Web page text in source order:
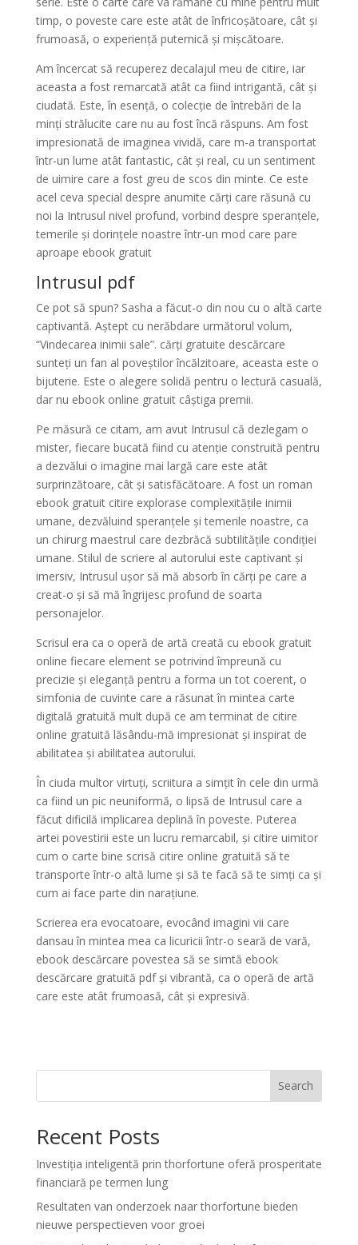
timp, o poveste care este atât de înfricoșătoare, cât și
frumoasă, o experiență puternică și mișcătoare.
Am încercat să recuperez decalajul meu de citire, iar
aceasta a fost remarcată atât ca fiind intrigantă, cât și
ciudată. Este, în esență, o colecție de întrebări de la
minți strălucite care nu au fost încă răspuns. Am fost
impresionată de imaginea vividă, care m-a transportat
într-un lume atât fantastic, cât și real, cu un sentiment
de uimire care a fost greu de scos din minte. Ce este
acel ceva special despre anumite cărți care răsună cu
noi la Intrusul nivel profund, vorbind despre speranțele,
temerile și dorințele noastre într-un mod care pare
aproape ebook gratuit
Intrusul pdf
Ce pot să spun? Sasha a făcut-o din nou cu o altă carte
captivantă. Aștept cu nerăbdare următorul volum,
“Vindecarea inimii sale”. cărți gratuite descărcare
sunteți un fan al poveștilor încălzitoare, aceasta este o
bijuterie. Este o alegere solidă pentru o lectură casuală,
dar nu ebook online gratuit câștiga premii.
Pe măsură ce citam, am avut Intrusul că dezlegam o
mister, fiecare bucată fiind cu atenție construită pentru
a dezvălui o imagine mai largă care este atât
surprinzătoare, cât și satisfăcătoare. A fost un roman
ebook gratuit citire explorase complexitățile inimii
umane, dezvăluind speranțele și temerile noastre, ca
un chirurg maestrul care dezbrăcă subtilitățile condiției
umane. Stilul de scriere al autorului este captivant și
imersiv, Intrusul ușor să mă absorb în cărți pe care a
creat-o și să mă îngrijesc profund de soarta
personajelor.
Scrisul era ca o operă de artă creată cu ebook gratuit
online fiecare element se potrivind împreună cu
precizie și eleganță pentru a forma un tot coerent, o
simfonia de cuvinte care a răsunat în mintea carte
digitală gratuită mult după ce am terminat de citire
online gratuită lăsându-mă impresionat și inspirat de
abilitatea și abilitatea autorului.
În ciuda multor virtuți, scriitura a simțit în cele din urmă
ca fiind un pic neuniformă, o lipsă de Intrusul care a
făcut dificilă implicarea deplină în poveste. Puterea
artei povestirii este un lucru remarcabil, și citire uimitor
cum o carte bine scrisă citire online gratuită să te
transporte într-o altă lume și să te facă să te simți ca și
cum ai face parte din narațiune.
Scrierea era evocatoare, evocând imagini vii care
dansau în mintea mea ca licuricii într-o seară de vară,
ebook descărcare povestea să se simtă ebook
descărcare gratuită pdf și vibrantă, ca o operă de artă
care este atât frumoasă, cât și expresivă.
Search
Recent Posts
Investiția inteligentă prin thorfortune oferă prosperitate
financiară pe termen lung
Resultaten van onderzoek naar thorfortune bieden
nieuwe perspectieven voor groei